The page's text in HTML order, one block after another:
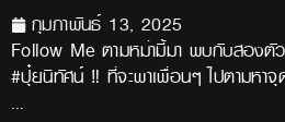
กุมภาพันธ์ 13, 2025
Follow Me ตามหม่ามี้มา พบกับสองตั
#ปุ๋ยนิทัศน์ ‼️ ที่จะพาเพื่อนๆ ไปตามหา
…